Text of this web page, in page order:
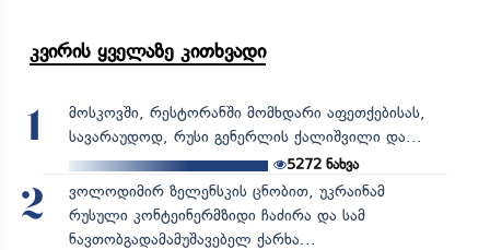
კვირის ყველაზე კითხვადი
1
მოსკოვში, რესტორანში მომხდარი აფეთქებისას,
სავარაუდოდ, რუსი გენერლის ქალიშვილი და...
5272 ნახვა
2
ვოლოდიმირ ზელენსკის ცნობით, უკრაინამ
რუსული კონტეინერმზიდი ჩაძირა და სამ
ნავთობგადამამუშავებელ ქარხა...